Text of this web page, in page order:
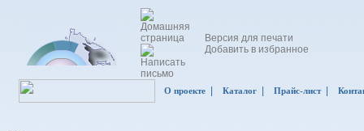
Версия для печати
Добавить в избранное
О проекте Каталог Прайс-лист|